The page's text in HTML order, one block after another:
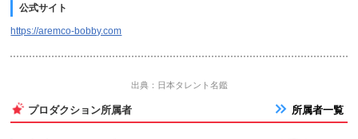
公式サイト
https://aremco-bobby.com
出典：日本タレント名鑑
プロダクション所属者 所属者一覧